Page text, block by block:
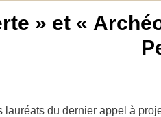
» et «
du dernier appel à